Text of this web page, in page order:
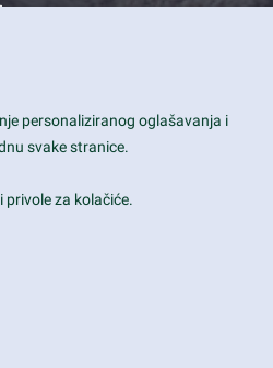
pm
personaliziranog oglašavanja i
svake stranice.
za kolačiće.